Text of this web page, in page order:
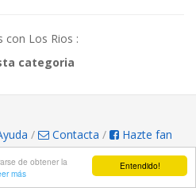
Entendido!
de obtener la
más
con Los Rios :
categoria
/ Contacta / Hazte fan